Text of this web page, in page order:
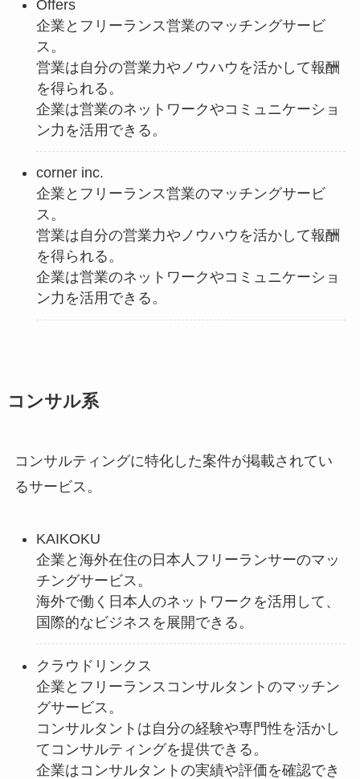
Offers
企業とフリーランス営業のマッチングサービ
ス。
営業は自分の営業力やノウハウを活かして報酬
を得られる。
企業は営業のネットワークやコミュニケーショ
ン力を活用できる。
corner inc.
企業とフリーランス営業のマッチングサービ
ス。
営業は自分の営業力やノウハウを活かして報酬
を得られる。
企業は営業のネットワークやコミュニケーショ
ン力を活用できる。
コンサル系
コンサルティングに特化した案件が掲載されてい
るサービス。
KAIKOKU
企業と海外在住の日本人フリーランサーのマッ
チングサービス。
海外で働く日本人のネットワークを活用して、
国際的なビジネスを展開できる。
クラウドリンクス
企業とフリーランスコンサルタントのマッチン
グサービス。
コンサルタントは自分の経験や専門性を活かし
てコンサルティングを提供できる。
企業はコンサルタントの実績や評価を確認でき